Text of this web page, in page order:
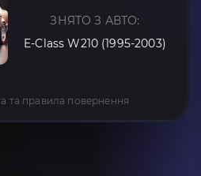
ЗНЯТО З АВТО:
E-Class W210 (1995-2003)
та правила повернення